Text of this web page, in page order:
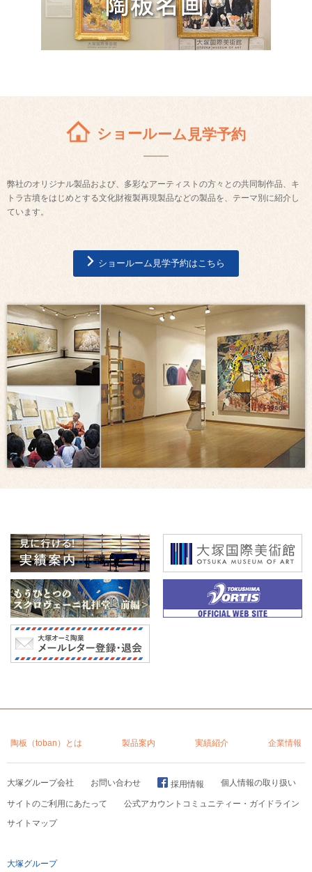
ショールーム見学予約
弊社のオリジナル製品および、多彩なアーティストの方々との共同制作品、キ
トラ古墳をはじめとする文化財複製再現製品などの製品を、テーマ別に紹介し
ています。
ショールーム見学予約はこちら
陶板（toban）とは 製品案内 実績紹介 企業情報
大塚グループ会社 お問い合わせ 採用情報 個人情報の取り扱い
サイトのご利用にあたって
公式アカウントコミュニティー・ガイドライン
サイトマップ
大塚グループ